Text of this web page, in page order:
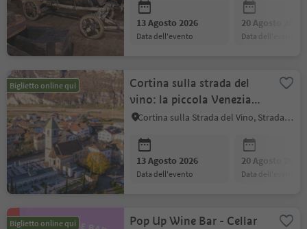
13 Agosto 2026
data dell'evento
20 Agosto 2026
data dell'evento
Biglietto online qui
Cortina sulla strada del
vino: la piccola Venezia
nella Valle d'Adige
Cortina sulla Strada del Vino, Strada del Vino
13 Agosto 2026
data dell'evento
20 Agosto 2026
data dell'evento
Biglietto online qui
Pop Up Wine Bar - Cellar